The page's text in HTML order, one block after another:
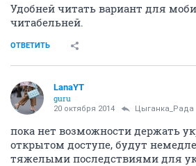
Удобней читать вариант для
читабельней.
ОТВЕТИТЬ
LanaYT
guru
20 октября 2014 Цыганка_Рада
пока нет возможности держать
открытом доступе, будут
тяжелыми последствиями для